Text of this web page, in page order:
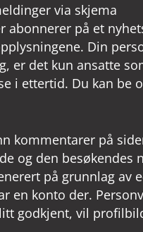
via skjema
abonnerer på et
Din
er det kun ansatte
i ettertid. Du kan be
kommentarer på
og den
på grunnlag av
en konto der.
godkjent, vil